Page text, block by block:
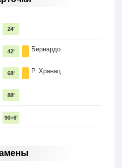
24'
Бернардо
42'
Р. Хранац
68'
88'
90+6'